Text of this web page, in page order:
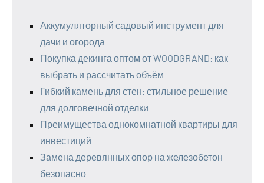
Аккумуляторный садовый инструмент для
дачи и огорода
Покупка декинга оптом от WOODGRAND: как
выбрать и рассчитать объём
Гибкий камень для стен: стильное решение
для долговечной отделки
Преимущества однокомнатной квартиры для
инвестиций
Замена деревянных опор на железобетон
безопасно